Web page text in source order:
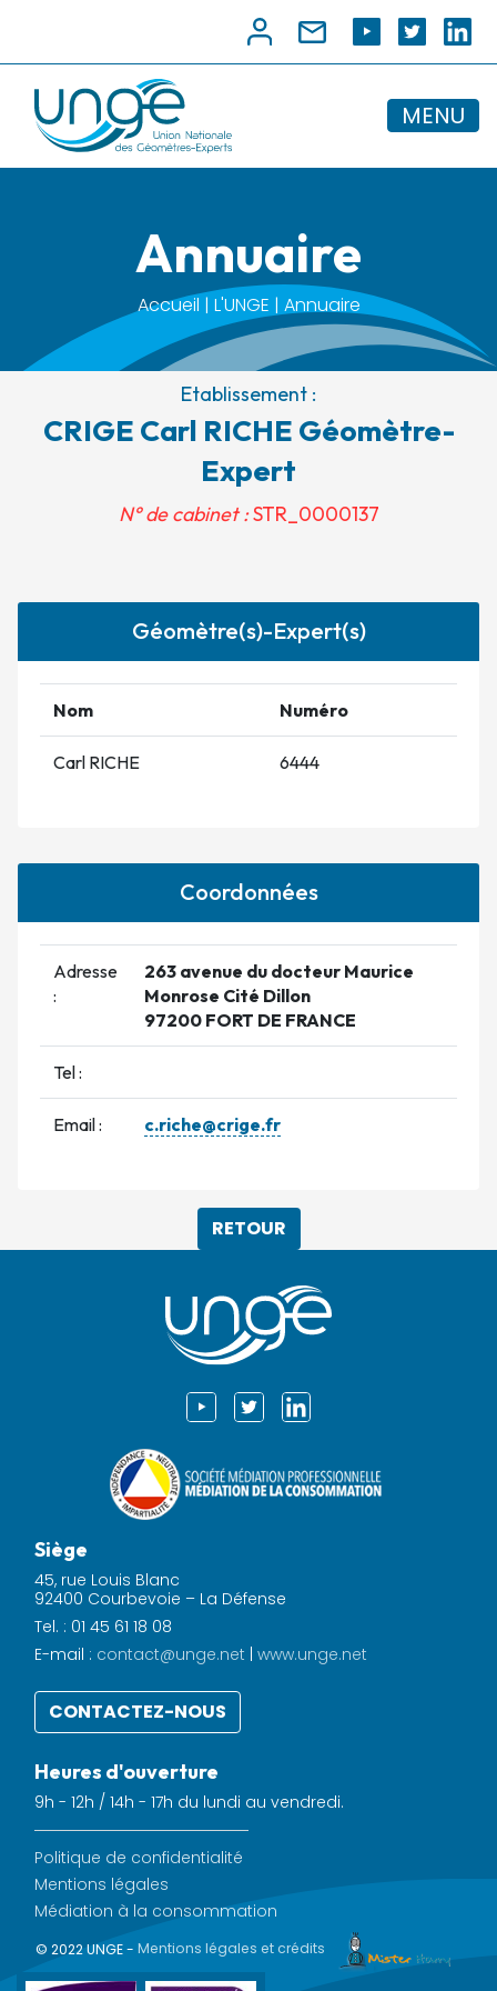
MENU
Annuaire
Accueil | L'UNGE | Annuaire
Etablissement :
CRIGE Carl RICHE Géomètre-
Expert
N° de cabinet :STR_0000137
Géomètre(s)-Expert(s)
Nom Numéro
Carl RICHE 6444
Coordonnées
Adresse
:
263 avenue du docteur Maurice
Monrose Cité Dillon
97200 FORT DE FRANCE
Tel :
Email : c.riche@crige.fr
RETOUR
Siège
45, rue Louis Blanc
92400 Courbevoie – La Défense
Tel. : 01 45 61 18 08
E-mail : contact@unge.net | www.unge.net
CONTACTEZ-NOUS
Heures d'ouverture
9h - 12h / 14h - 17h du lundi au vendredi.
Politique de confidentialité
Mentions légales
Médiation à la consommation
© 2022 UNGE - Mentions légales et crédits